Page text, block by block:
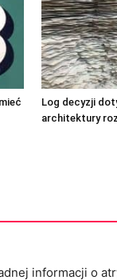
Log decyzji
architektury
informacji o